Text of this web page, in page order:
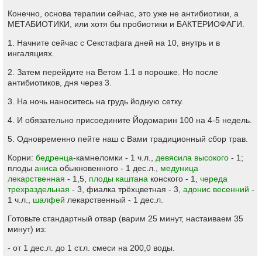
Конечно, основа терапии сейчас, это уже не антибиотики, а
МЕТАБИОТИКИ, или хотя бы пробиотики и БАКТЕРИОФАГИ.
1. Начните сейчас с Секстафага дней на 10, внутрь и в
ингаляциях.
2. Затем перейдите на Ветом 1.1 в порошке. Но после
антибиотиков, дня через 3.
3. На ночь наноситесь на грудь йодную сетку.
4. И обязательно присоедините Йодомарин 100 на 4-5 недель.
5. Одновременно пейте наш с Вами традиционный сбор трав.
Корни: бедренца-камнеломки - 1 ч.л., девясила высокого - 1;
плоды аниса обыкновенного - 1 дес.л., медуница
лекарственная - 1,5, плоды каштана конского - 1, череда
трехраздельная - 3, фиалка трёхцветная - 3, адонис весенний -
1 ч.л., шалфей лекарственный - 1 дес.л.
Готовьте стандартный отвар (варим 25 минут, настаиваем 35
минут) из:
- от 1 дес.л. до 1 ст.л. смеси на 200,0 воды.